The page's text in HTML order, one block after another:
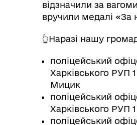
відзначили за
вручили медалі «За
👆Наразі нашу
поліцейський
Харківського РУП
Мицик
поліцейський
Харківського РУП
поліцейський